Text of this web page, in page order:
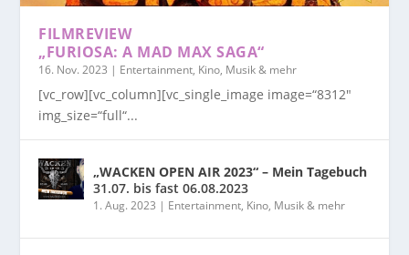
FILMREVIEW
„FURIOSA: A MAD MAX SAGA“
16. Nov. 2023 | Entertainment, Kino, Musik & mehr
[vc_row][vc_column][vc_single_image image=“8312″
img_size=“full“...
„WACKEN OPEN AIR 2023“ – Mein Tagebuch
31.07. bis fast 06.08.2023
1. Aug. 2023 | Entertainment, Kino, Musik & mehr